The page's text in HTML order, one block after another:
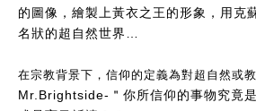
的圖像，繪製上黃衣之王的形象， 用克
名狀的超自然世界…
在宗教背景下，信仰的定義為對超自然或教
Mr.Brightside-＂你所信仰的事物究竟